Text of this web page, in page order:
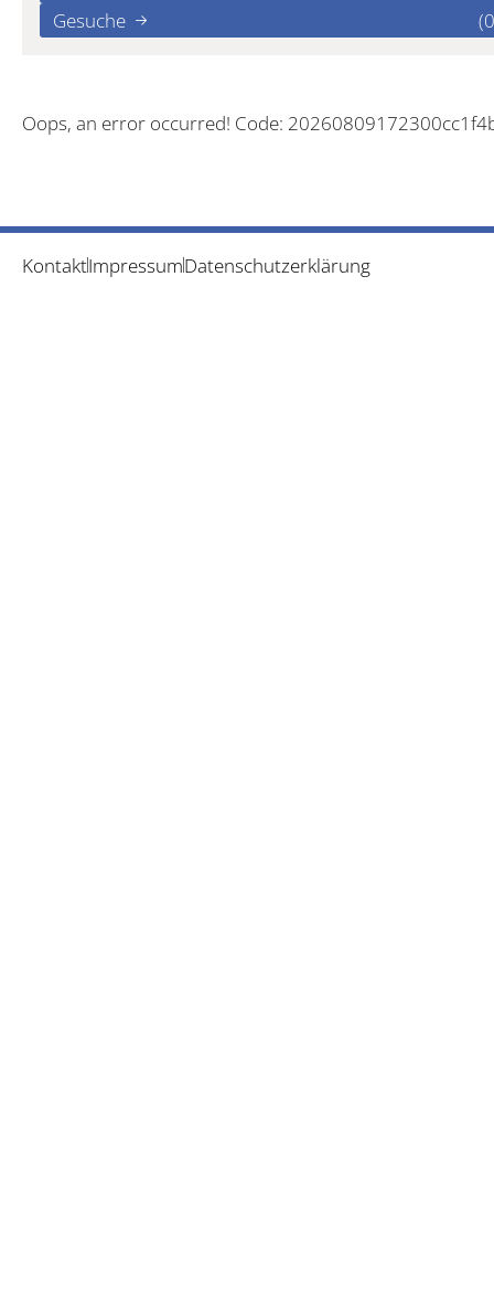
Gesuche
Oops, an error occurred! Code:
KontaktImpressumDatenschutzerklärung